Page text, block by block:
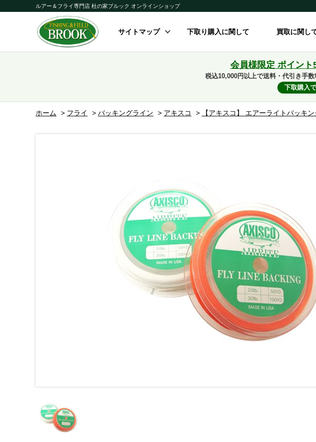
ルアー＆フライ専門店 杜の家ブルック オンラインショップ
サイトマップ 下取り購入に関して 買取に関し
会員様限定 ポイント
税込10,000円以上で送料・代引き手数
下取購入
ホーム > フライ > バッキングライン > アキスコ > 【アキスコ】 エアーライトバッキ